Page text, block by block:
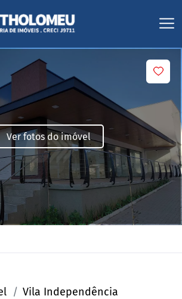
Ver fotos do imóvel
Vila Independência